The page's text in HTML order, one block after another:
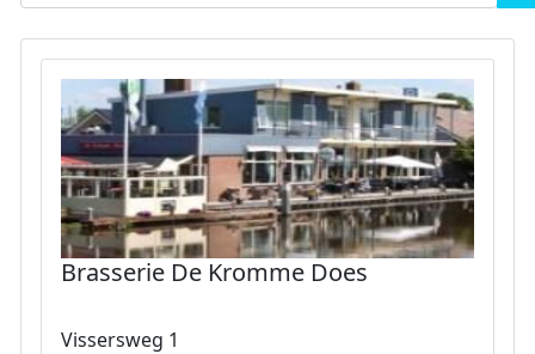
Brasserie De Kromme Does
Vissersweg 1